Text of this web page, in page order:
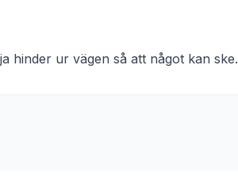
hinder ur vägen så att något kan ske.